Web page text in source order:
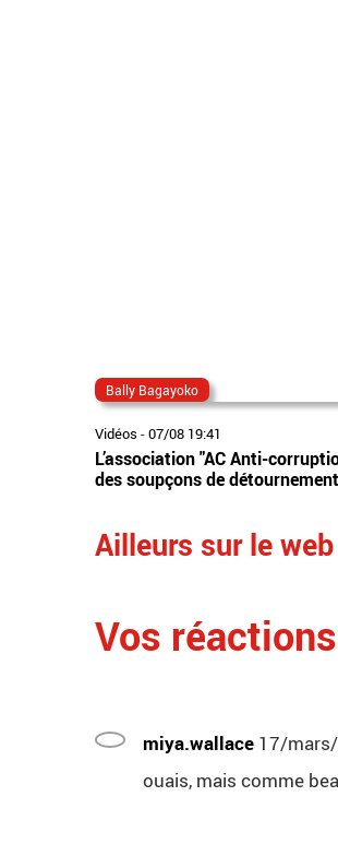
Bally Bagayoko
Vidéos -07/08 19:41
L’association "AC Anti-
des soupçons de
Ailleurs sur le web
Vos réactions
miya.wallace 17/
ouais, mais comme